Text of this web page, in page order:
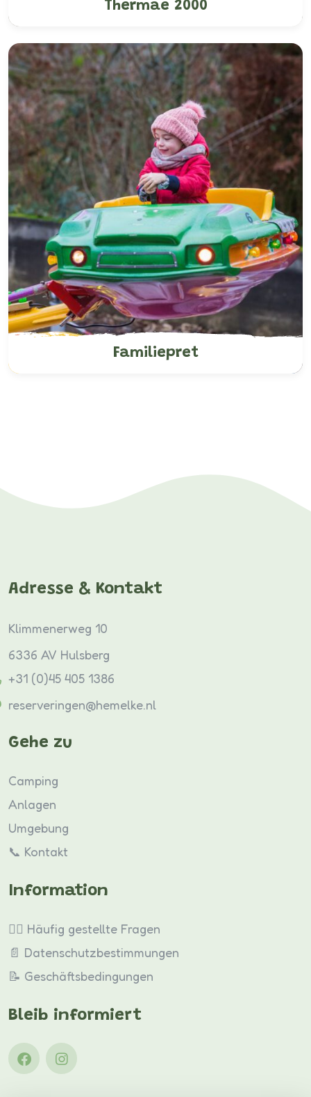
Thermae 2000
Familiepret
Adresse & Kontakt
Klimmenerweg 10
6336 AV Hulsberg
+31 (0)45 405 1386
reserveringen@hemelke.nl
Gehe zu
Camping
Anlagen
Umgebung
📞 Kontakt
Information
🙋‍♀️ Häufig gestellte Fragen
📄 Datenschutzbestimmungen
📝 Geschäftsbedingungen
Bleib informiert
Folgen Sie uns auf Facebook
Folgen Sie uns auf Instagram